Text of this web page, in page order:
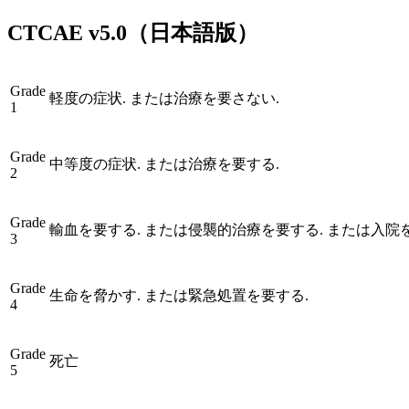
CTCAE v5.0 （日本語版）
Grade
1
軽度の症状. または治療を要さない.
Grade
2
中等度の症状. または治療を要する.
Grade
3
輸血を要する. または侵襲的治療を要する. または入院
Grade
4
生命を脅かす. または緊急処置を要する.
Grade
5
死亡